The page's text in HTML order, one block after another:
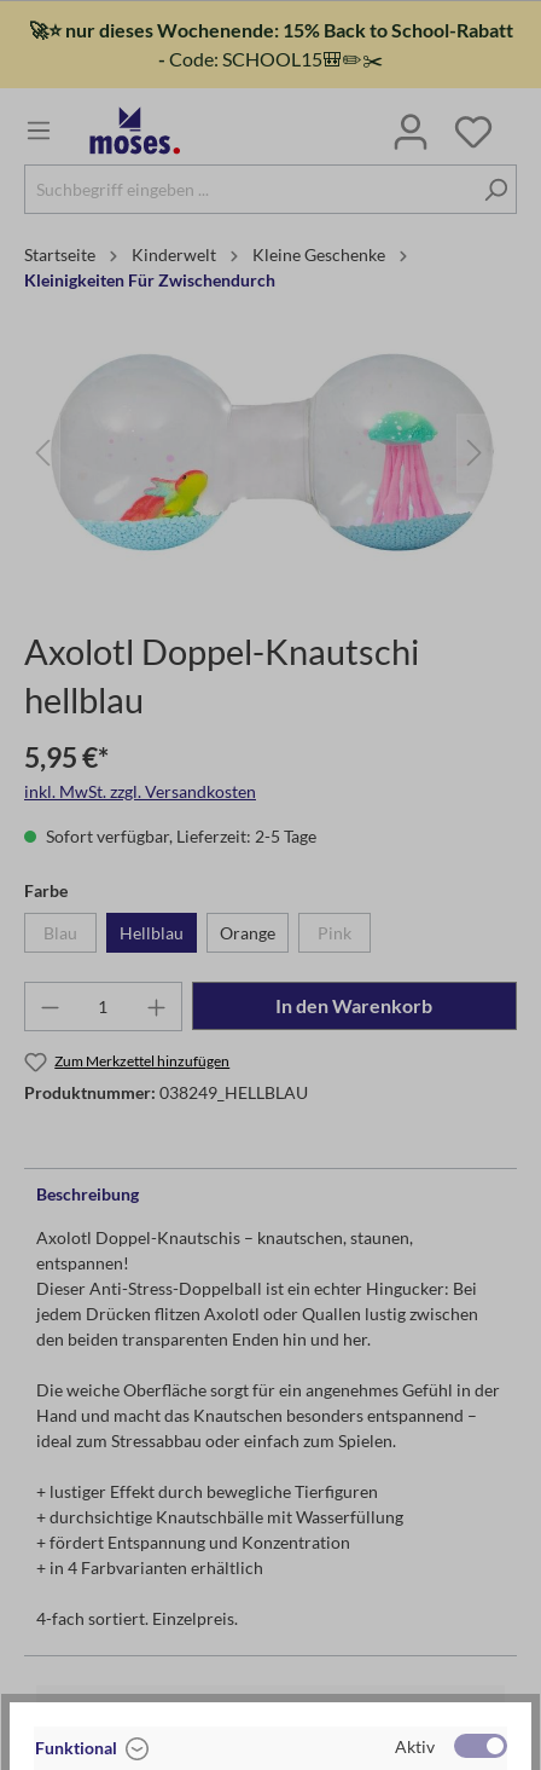
🚀⭐ nur dieses Wochenende: 15% Back to School-Rabatt
- Code: SCHOOL15🎒✏️✂️
Startseite Kinderwelt
Kleine Geschenke
Kleinigkeiten Für Zwischendurch
Axolotl Doppel-Knautschi
hellblau
5,95 €*
inkl. MwSt. zzgl. Versandkosten
Sofort verfügbar, Lieferzeit: 2-5 Tage
Farbe
Blau Hellblau Orange Pink
In den Warenkorb
Zum Merkzettel hinzufügen
Produktnummer: 038249_HELLBLAU
Beschreibung
Axolotl Doppel-Knautschis – knautschen, staunen,
entspannen!
Dieser Anti-Stress-Doppelball ist ein echter Hingucker: Bei
jedem Drücken flitzen Axolotl oder Quallen lustig zwischen
den beiden transparenten Enden hin und her.
Die weiche Oberfläche sorgt für ein angenehmes Gefühl in der
Hand und macht das Knautschen besonders entspannend –
ideal zum Stressabbau oder einfach zum Spielen.
+ lustiger Effekt durch bewegliche Tierfiguren
+ durchsichtige Knautschbälle mit Wasserfüllung
+ fördert Entspannung und Konzentration
+ in 4 Farbvarianten erhältlich
4-fach sortiert. Einzelpreis.
Artikel-Nr.: 038249_HELLBLAU
EAN / ISBN
Funktional Aktiv